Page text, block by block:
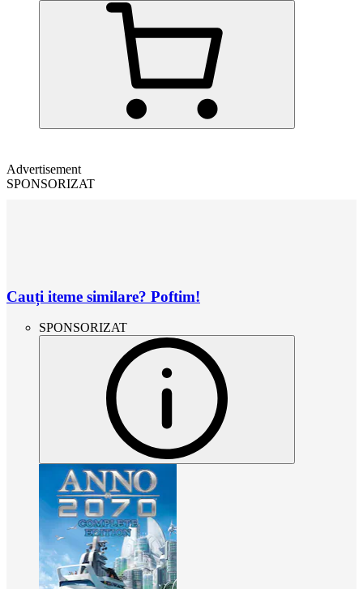
Advertisement
SPONSORIZAT
Cauți iteme similare? Poftim!
SPONSORIZAT